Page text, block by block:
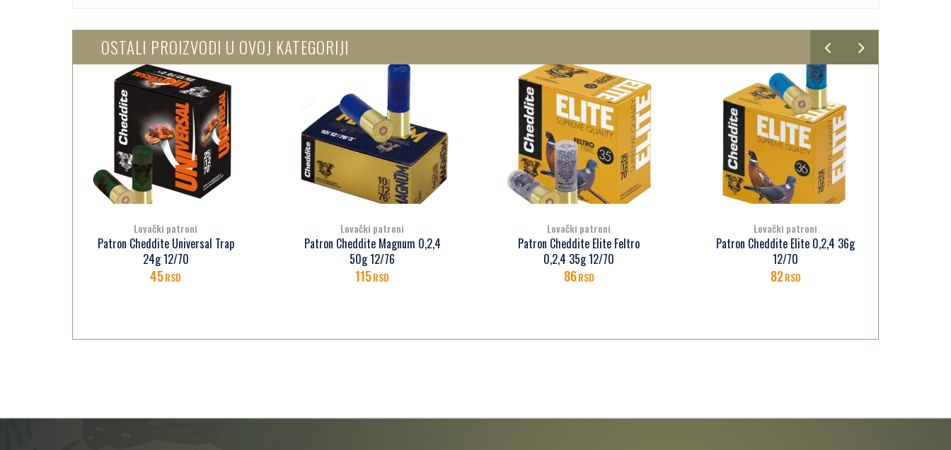
OSTALI PROIZVODI U OVOJ KATEGORIJI
Lovački patroni
Patron Cheddite Magnum 0,2,4
50g 12/76
115RSD
Lovački patroni
Patron Cheddite Elite Feltro
0,2,4 35g 12/70
86RSD
Lovački patroni
Patron Cheddite Elite 0,2,4 36g
12/70
82RSD
Lovački patroni
Patron Cheddite Pallettoni 4/0
5/0 7/0 12/70
110RSD